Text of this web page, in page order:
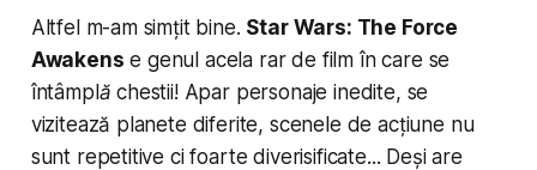
Altfel m-am simțit bine. Star Wars: The Force
Awakens e genul acela rar de film în care se
întâmplă chestii! Apar personaje inedite, se
vizitează planete diferite, scenele de acțiune nu
sunt repetitive ci foarte diverisificate... Deși are